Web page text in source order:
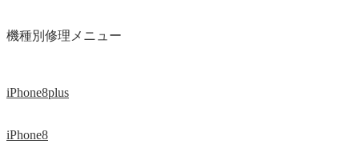
機種別修理メニュー
iPhone8plus
iPhone8